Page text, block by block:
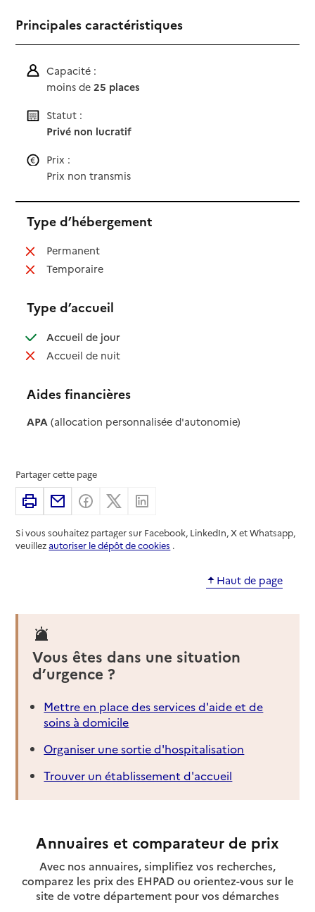
Principales caractéristiques
Capacité :
moins de25 places
Statut :
Privé non lucratif
Prix :
Prix non transmis
Type d’hébergement
Permanent: non disponible
Temporaire: non disponible
Type d’accueil
Accueil de jour: disponible
Accueil de nuit: non disponible
Aides financières
APA (allocation personnalisée d'autonomie)
Partager cette page
ImprimerPartager par email
Partager sur Facebook
Partager sur X
Si vous souhaitez partager sur Facebook, LinkedIn, X et Whatsapp,
veuillezautoriser le dépôt de cookies .
Haut de page
Vous êtes dans une situation
d’urgence ?
Mettre en place des services d'aide et de
soins à domicile
Organiser une sortie d'hospitalisation
Trouver un établissement d'accueil
Annuaires et comparateur de prix
Avec nos annuaires, simplifiez vos recherches,
comparez les prix des EHPAD ou orientez-vous sur le
site de votre département pour vos démarches